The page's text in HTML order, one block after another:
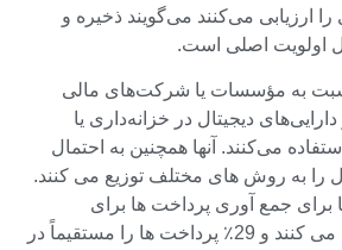
ارزیابی می‌کنند می‌گویند ذخیره و
اولویت اصلی است.
به مؤسسات یا شرکت‌های مالی
دیجیتال در خزانه‌داری یا
می‌کنند. آنها همچنین به احتمال
را به روش های مختلف توزیع می کنند.
برای جمع آوری پرداخت ها برای
مشتریان خود استفاده می کنند و 29٪ پرداخت ها را مستقیماً در